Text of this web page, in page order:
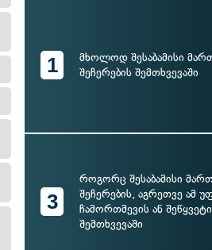
1
მხოლოდ შესაბამისი
შეჩერების შემთხვევაში
3
როგორც შესაბამისი
შეჩერების, აგრეთვე ამ
ჩამორთმევის ან
შემთხვევაში